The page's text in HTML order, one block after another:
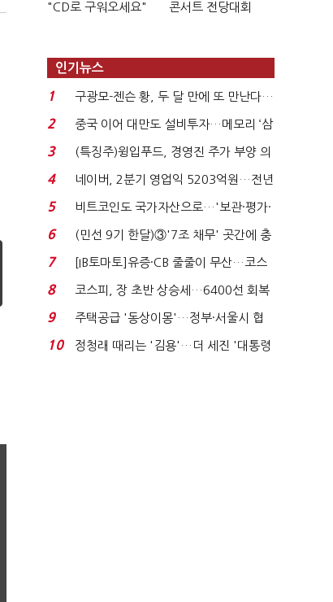
"CD로 구워오세요" 콘서트 전당대회
인기뉴스
1
구광모-젠슨 황, 두 달 만에 또 만난다…
로봇·AI 등 논...
2
중국 이어 대만도 설비투자…메모리 ‘삼
국전쟁’
3
(특징주)윙입푸드, 경영진 주가 부양 의
지에 상한가...
4
네이버, 2분기 영업익 5203억원…전년
비 0.2% 감소...
5
비트코인도 국가자산으로…'보관·평가·
처분' 기준은 ...
6
(민선 9기 한달)③'7조 채무' 곳간에 충
격…추미애, 20년...
7
[IB토마토]유증·CB 줄줄이 무산…코스
닥 벌점 급증에 ...
8
코스피, 장 초반 상승세…6400선 회복
시도
9
주택공급 '동상이몽'…정부·서울시 협
력 없으면 '공수표'...
10
정청래 때리는 '김용'…더 세진 '대통령